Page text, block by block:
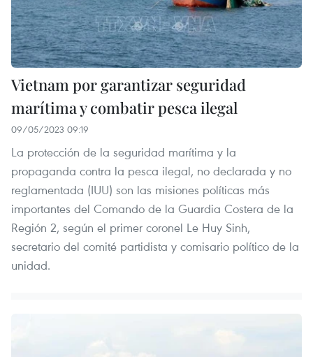
Vietnam por garantizar seguridad
marítima y combatir pesca ilegal
09/05/2023 09:19
La protección de la seguridad marítima y la
propaganda contra la pesca ilegal, no declarada y no
reglamentada (IUU) son las misiones políticas más
importantes del Comando de la Guardia Costera de la
Región 2, según el primer coronel Le Huy Sinh,
secretario del comité partidista y comisario político de la
unidad.